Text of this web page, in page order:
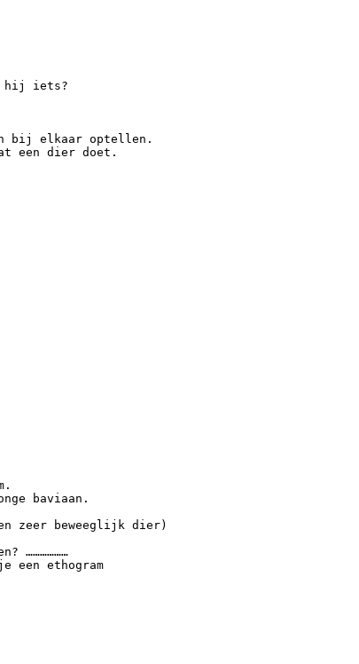
hij iets?
bij elkaar optellen.
een dier doet.
baviaan.
zeer beweeglijk dier)
………………
een ethogram